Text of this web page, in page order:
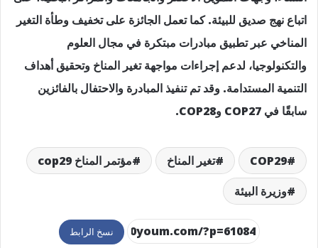
اتباع نهج صديق للبيئة. كما تعمل الجائزة على تخفيف وطأة التغير
المناخي عبر تطبيق مبادرات مبتكرة في مجال العلوم
والتكنولوجيا، لدعم إجراءات مواجهة تغير المناخ وتحقيق أهداف
التنمية المستدامة. وقد تم تنفيذ المبادرة والاحتفال بالفائزين
سابقًا في COP27 وCOP28.
COP29 تغير المناخ
مؤتمر المناخ cop29
وزيرة البيئة
نسخ الرابط